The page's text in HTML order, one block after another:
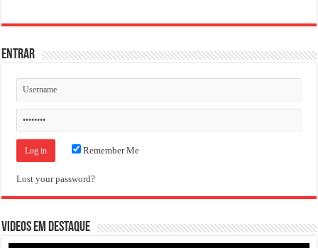
ENTRAR
Remember Me
Lost your password?
VIDEOS EM DESTAQUE